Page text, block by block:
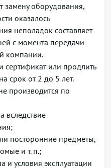
(CFB)
(CFNA)
(CFU)
(CLIR)
Warmline)
(3-Way Conference)
аппарата
вызовов
буфер джиттера
замену оборудования,
оказалось
неполадок составляет
с момента передачи
компании.
сертификат или продлить
срок от 2 до 5 лет.
производится по
вследствие
посторонние предметы,
и т. п.;
и условия эксплуатации